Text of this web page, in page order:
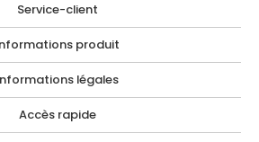
Service-client
produit
légales
Accès rapide